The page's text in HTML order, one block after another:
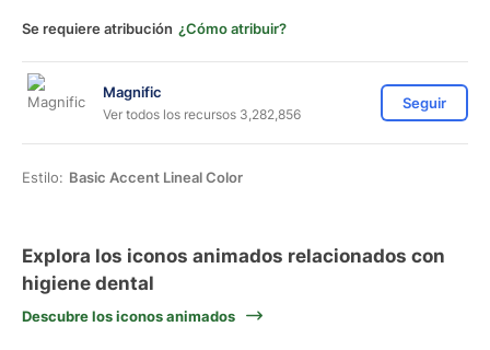
Se requiere atribución ¿Cómo atribuir?
Magnific
Ver todos los recursos 3,282,856
Seguir
Estilo: Basic Accent Lineal Color
Explora los iconos animados relacionados con
higiene dental
Descubre los iconos animados